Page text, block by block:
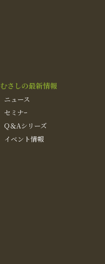
むさしの最新情報
ニュース
セミナｰ
Q＆Aシリーズ
イベント情報